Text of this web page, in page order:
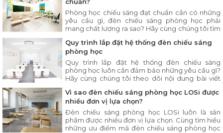
Phòng học chiếu sáng đạt chuẩn cần có những
yêu cầu gì, đèn chiếu sáng phòng học phải
mang chất lượng ra sao? Hãy cùng chúng tôi tìm
Quy trình lắp đặt hệ thống đèn chiếu sáng
phòng học
Quy trình lắp đặt hệ thống đèn chiếu sáng
phòng học luôn cần đảm bảo những yêu cầu gì?
Hãy cùng chúng tôi theo dõi nội dung bài viết
Vì sao đèn chiếu sáng phòng học LOSi được
nhiều đơn vị lựa chọn?
Đèn chiếu sáng phòng học LOSi luôn là sản
phẩm được nhiều đơn vị lựa chọn. Cùng tìm hiểu
những ưu điểm mà đèn chiếu sáng phòng học